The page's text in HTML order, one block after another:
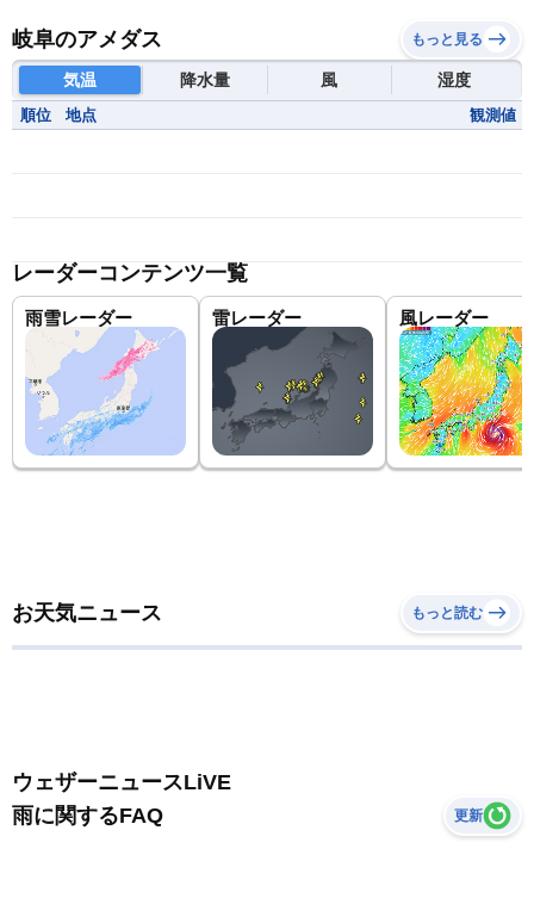
岐阜のアメダス もっと見る
気温 降水量 風 湿度
順位 地点 観測値
レーダーコンテンツ一覧
雨雪レーダー 雷レーダー 風レーダー
お天気ニュース もっと読む
ウェザーニュースLiVE
雨に関するFAQ
更新